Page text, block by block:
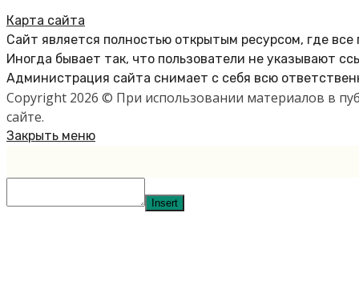
Карта сайта
Сайт является полностью открытым ресурсом, где
Иногда бывает так, что пользователи не указывают
Администрация сайта снимает с себя всю
Copyright 2026 © При использовании материалов в
сайте.
Закрыть меню
Insert